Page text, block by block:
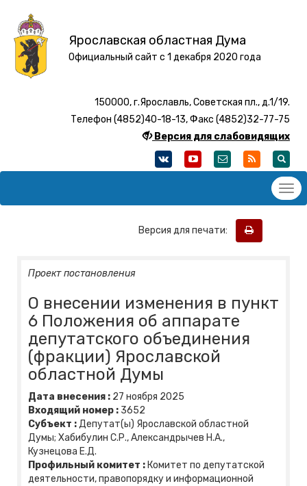
Ярославская областная Дума
Официальный сайт с 1 декабря 2020 года
150000, г.Ярославль, Советская пл., д.1/19.
Телефон (4852)40-18-13, Факс (4852)32-77-75
Версия для слабовидящих
Версия для печати:
Проект постановления
О внесении изменения в пункт
6 Положения об аппарате
депутатского объединения
(фракции) Ярославской
областной Думы
Дата внесения : 27 ноября 2025
Входящий номер : 3652
Субъект :Депутат(ы) Ярославской областной
Думы; Хабибулин С.Р., Александрычев Н.А.,
Кузнецова Е.Д.
Профильный комитет : Комитет по депутатской
деятельности, правопорядку и информационной